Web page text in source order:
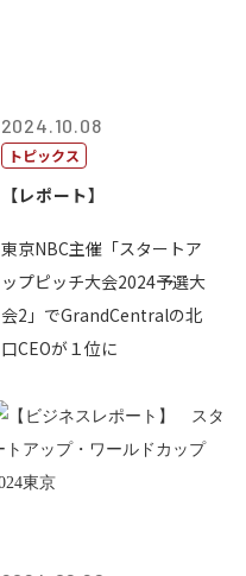
2024.10.08
トピックス
【レポート】
東京NBC主催「スタートア
ップピッチ大会2024予選大
会2」でGrandCentralの北
口CEOが１位に